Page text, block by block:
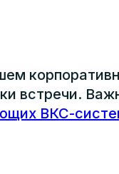
встречи.
ВКС-